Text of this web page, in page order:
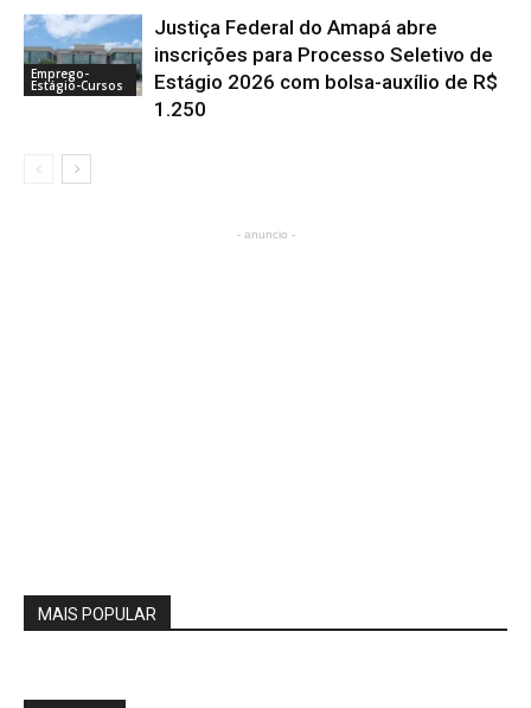
Emprego-
Estágio-Cursos
Justiça Federal do Amapá abre
inscrições para Processo Seletivo de
Estágio 2026 com bolsa-auxílio de R$
1.250
- anuncio -
MAIS POPULAR